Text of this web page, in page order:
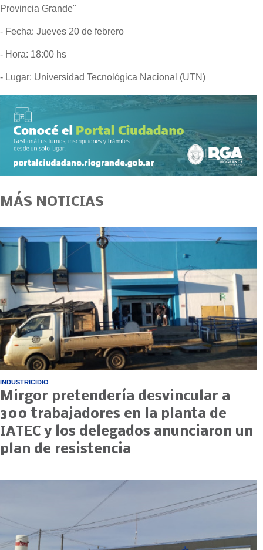
Provincia Grande"
- Fecha: Jueves 20 de febrero
- Hora: 18:00 hs
- Lugar: Universidad Tecnológica Nacional (UTN)
MÁS NOTICIAS
INDUSTRICIDIO
Mirgor pretendería desvincular a
300 trabajadores en la planta de
IATEC y los delegados anunciaron un
plan de resistencia